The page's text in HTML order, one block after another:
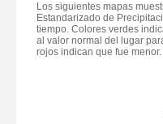
Los siguientes mapas
Estandarizado de
tiempo. Colores verdes
al valor normal del lugar
rojos indican que fue menor.